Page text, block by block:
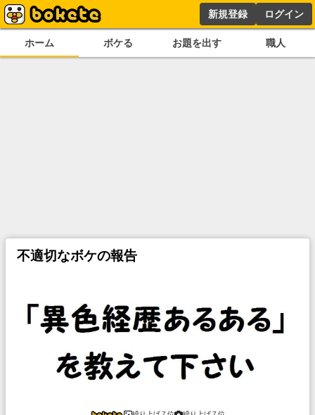
新規登録 ログイン
ホーム ボケる お題を出す 職人
不適切なボケの報告